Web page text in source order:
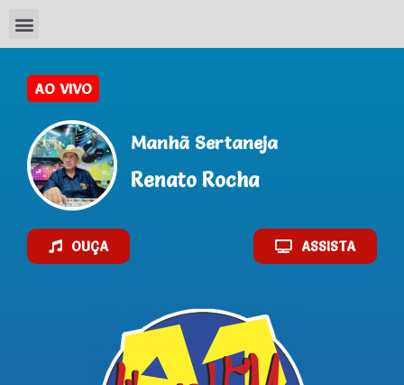
AO VIVO
Manhã Sertaneja
Renato Rocha
OUÇA ASSISTA